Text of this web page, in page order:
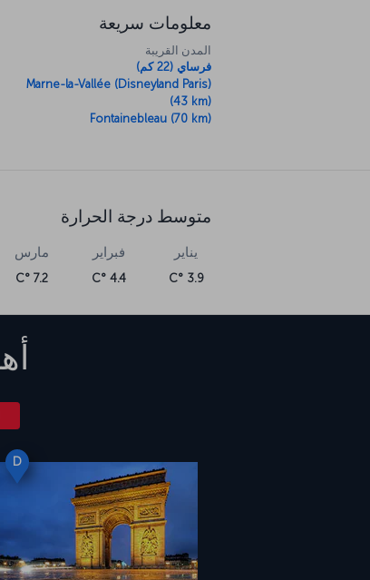
معلومات سريعة
المدن القريبة
فرساي (22 كم)
Marne-la-Vallée (Disneyland Paris)
(43 km)
Fontainebleau (70 km)
متوسط درجة الحرارة
يناير
3.9 °C
فبراير
4.4 °C
مارس
7.2 °C
D